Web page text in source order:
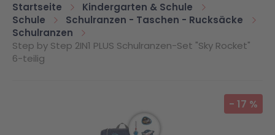
Startseite
Kindergarten & Schule
Schule
Schulranzen - Taschen - Rucksäcke
Schulranzen
Step by Step 2IN1 PLUS Schulranzen-Set "Sky Rocket"
6-teilig
- 17 %